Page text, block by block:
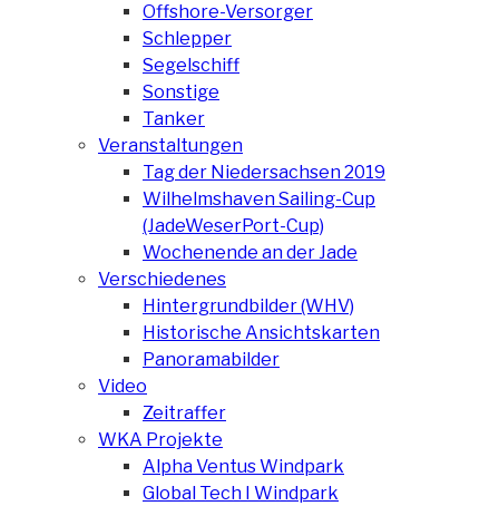
Offshore-Versorger
Schlepper
Segelschiff
Sonstige
Tanker
Veranstaltungen
Tag der Niedersachsen 2019
Wilhelmshaven Sailing-Cup
(JadeWeserPort-Cup)
Wochenende an der Jade
Verschiedenes
Hintergrundbilder (WHV)
Historische Ansichtskarten
Panoramabilder
Video
Zeitraffer
WKA Projekte
Alpha Ventus Windpark
Global Tech I Windpark